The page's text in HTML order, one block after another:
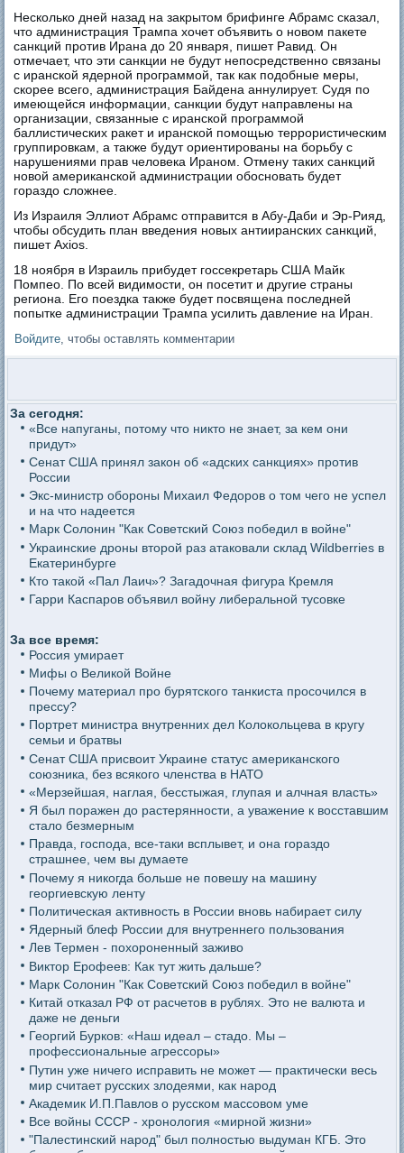
Несколько дней назад на закрытом брифинге Абрамс сказал,
что администрация Трампа хочет объявить о новом пакете
санкций против Ирана до 20 января, пишет Равид. Он
отмечает, что эти санкции не будут непосредственно связаны
с иранской ядерной программой, так как подобные меры,
скорее всего, администрация Байдена аннулирует. Судя по
имеющейся информации, санкции будут направлены на
организации, связанные с иранской программой
баллистических ракет и иранской помощью террористическим
группировкам, а также будут ориентированы на борьбу с
нарушениями прав человека Ираном. Отмену таких санкций
новой американской администрации обосновать будет
гораздо сложнее.
Из Израиля Эллиот Абрамс отправится в Абу-Даби и Эр-Рияд,
чтобы обсудить план введения новых антииранских санкций,
пишет Axios.
18 ноября в Израиль прибудет госсекретарь США Майк
Помпео. По всей видимости, он посетит и другие страны
региона. Его поездка также будет посвящена последней
попытке администрации Трампа усилить давление на Иран.
Войдите , чтобы оставлять комментарии
За сегодня:
«Все напуганы, потому что никто не знает, за кем они
придут»
Сенат США принял закон об «адских санкциях» против
России
Экс-министр обороны Михаил Федоров о том чего не успел
и на что надеется
Марк Солонин "Как Советский Союз победил в войне"
Украинские дроны второй раз атаковали склад Wildberries в
Екатеринбурге
Кто такой «Пал Лаич»? Загадочная фигура Кремля
Гарри Каспаров объявил войну либеральной тусовке
За все время:
Россия умирает
Мифы о Великой Войне
Почему материал про бурятского танкиста просочился в
прессу?
Портрет министра внутренних дел Колокольцева в кругу
семьи и братвы
Сенат США присвоит Украине статус американского
союзника, без всякого членства в НАТО
«Мерзейшая, наглая, бесстыжая, глупая и алчная власть»
Я был поражен до растерянности, а уважение к восставшим
стало безмерным
Правда, господа, все-таки всплывет, и она гораздо
страшнее, чем вы думаете
Почему я никогда больше не повешу на машину
георгиевскую ленту
Политическая активность в России вновь набирает силу
Ядерный блеф России для внутреннего пользования
Лев Термен - похороненный заживо
Виктор Ерофеев: Как тут жить дальше?
Марк Солонин "Как Советский Союз победил в войне"
Китай отказал РФ от расчетов в рублях. Это не валюта и
даже не деньги
Георгий Бурков: «Наш идеал – стадо. Мы –
профессиональные агрессоры»
Путин уже ничего исправить не может — практически весь
мир считает русских злодеями, как народ
Академик И.П.Павлов о русском массовом уме
Все войны СССР - хронология «мирной жизни»
"Палестинский народ" был полностью выдуман КГБ. Это